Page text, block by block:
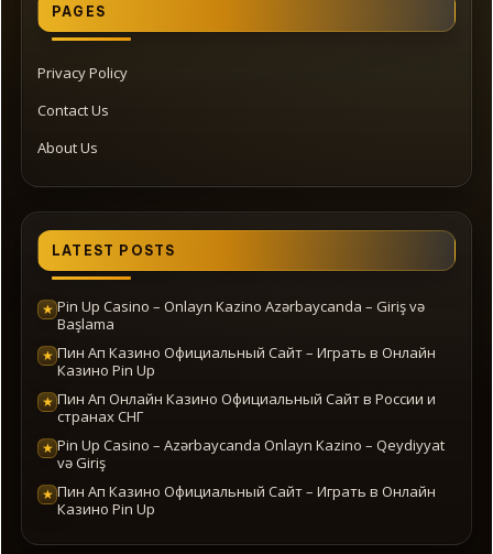
PAGES
Privacy Policy
Contact Us
About Us
LATEST POSTS
★ Pin Up Casino – Onlayn Kazino Azərbaycanda – Giriş və
Başlama
★ Пин Ап Казино Официальный Сайт – Играть в Онлайн
Казино Pin Up
★ Пин Ап Онлайн Казино Официальный Сайт в России и
странах СНГ
★ Pin Up Casino – Azərbaycanda Onlayn Kazino – Qeydiyyat
və Giriş
★ Пин Ап Казино Официальный Сайт – Играть в Онлайн
Казино Pin Up